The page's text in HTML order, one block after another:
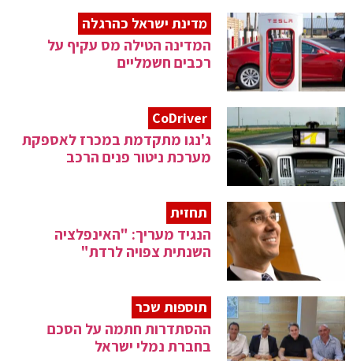
מדינת ישראל כהרגלה
המדינה הטילה מס עקיף על
רכבים חשמליים
CoDriver
ג'נגו מתקדמת במכרז לאספקת
מערכת ניטור פנים הרכב
תחזית
הנגיד מעריך: "האינפלציה
השנתית צפויה לרדת"
תוספות שכר
ההסתדרות חתמה על הסכם
בחברת נמלי ישראל